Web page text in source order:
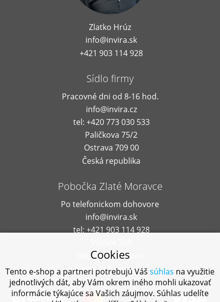
Zlatko Hrúz
info@invira.sk
+421 903 114 928
Sídlo firmy
Pracovné dni od 8-16 hod.
info@invira.cz
tel: +420 773 030 533
Paličkova 75/2
Ostrava 709 00
Česká republika
Pobočka Zlaté Moravce
Po telefonickom dohovore
info@invira.sk
tel: +421 903 114 928
okr. Zlaté Moravce
Slovenská republika
Cookies
Tento e-shop a partneri potrebujú Váš súhlas na využitie
jednotlivých dát, aby Vám okrem iného mohli ukazovať
informácie týkajúce sa Vašich záujmov. Súhlas udelíte